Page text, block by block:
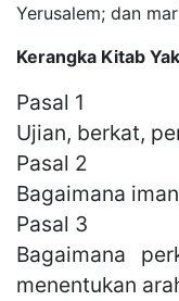
Yerusalem; dan
Kerangka Kitab
Pasal 1
Ujian, berkat,
Pasal 2
Bagaimana
Pasal 3
Bagaimana
menentukan